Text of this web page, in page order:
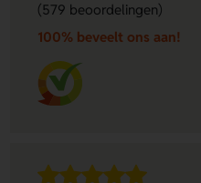
(579 beoordelingen)
100% beveelt ons aan!